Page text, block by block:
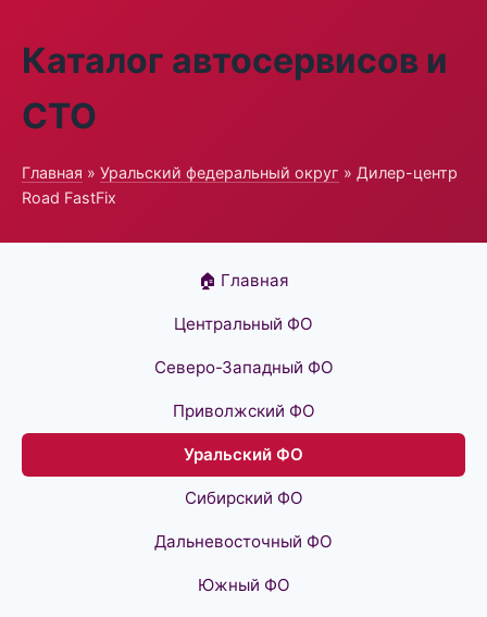
Каталог автосервисов и
СТО
Главная » Уральский федеральный округ » Дилер-центр
Road FastFix
🏠 Главная
Центральный ФО
Северо-Западный ФО
Приволжский ФО
Уральский ФО
Сибирский ФО
Дальневосточный ФО
Южный ФО